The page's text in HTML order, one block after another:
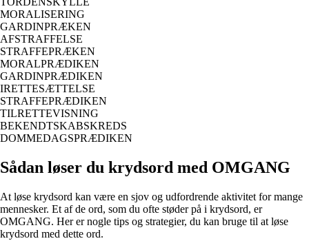
MORALISERING
GARDINPRÆKEN
AFSTRAFFELSE
STRAFFEPRÆKEN
MORALPRÆDIKEN
GARDINPRÆDIKEN
IRETTESÆTTELSE
STRAFFEPRÆDIKEN
TILRETTEVISNING
BEKENDTSKABSKREDS
DOMMEDAGSPRÆDIKEN
Sådan løser du krydsord med OMGANG
At løse krydsord kan være en sjov og udfordrende aktivitet for mange
mennesker. Et af de ord, som du ofte støder på i krydsord, er
OMGANG. Her er nogle tips og strategier, du kan bruge til at løse
krydsord med dette ord.